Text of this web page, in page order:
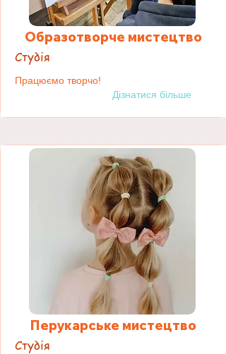
Образотворче мистецтво
Студія
Працюємо творчо!
Дізнатися більше
Перукарське мистецтво
Студія